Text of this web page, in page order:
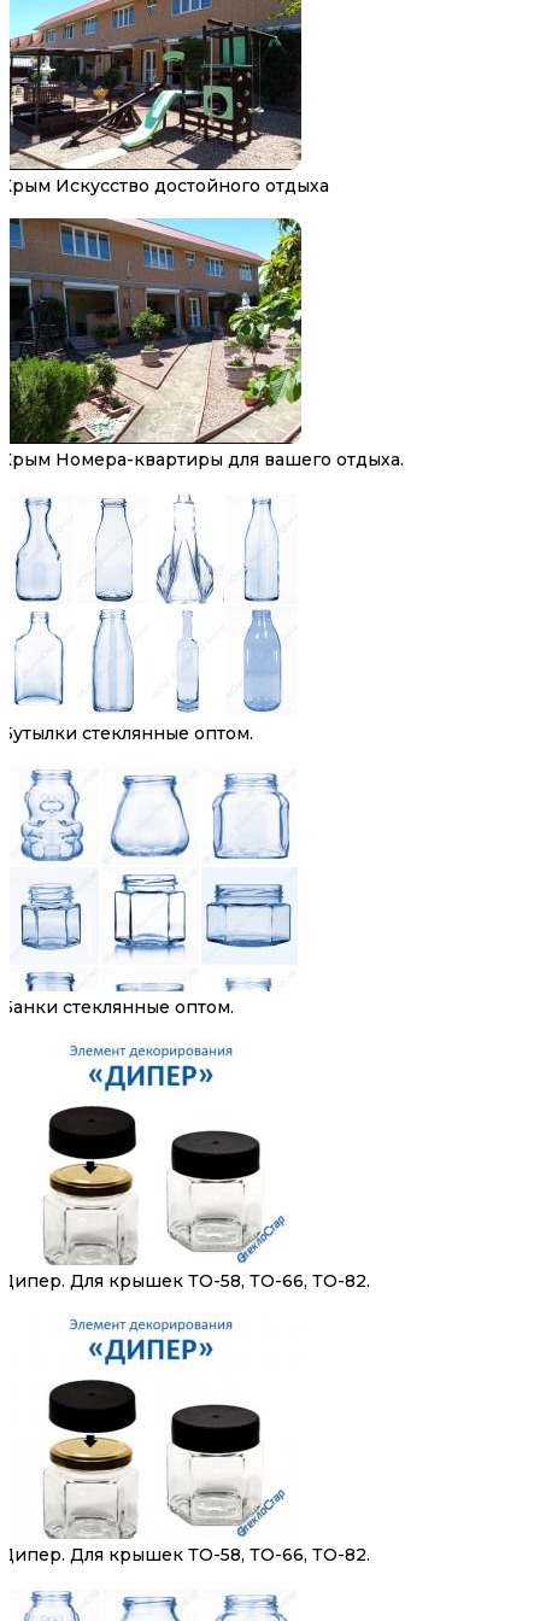
Крым Искусство достойного отдыха
Крым Номера-квартиры для вашего отдыха.
Бутылки стеклянные оптом.
Банки стеклянные оптом.
Дипер. Для крышек ТО-58, ТО-66, ТО-82.
Дипер. Для крышек ТО-58, ТО-66, ТО-82.